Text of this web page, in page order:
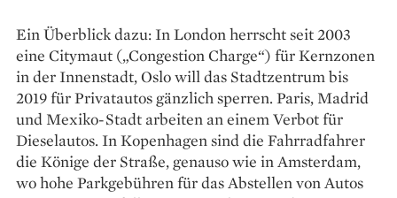
Ein Überblick dazu: In London herrscht seit 2003
eine Citymaut („Congestion Charge“) für Kernzonen
in der Innenstadt, Oslo will das Stadtzentrum bis
2019 für Privat­autos gänzlich sperren. Paris, Madrid
und Mexiko-Stadt arbeiten an einem Verbot für
Dieselautos. In Kopenhagen sind die Fahrradfahrer
die Könige der Straße, genauso wie in Amsterdam,
wo hohe Parkgebühren für das Abstellen von Autos